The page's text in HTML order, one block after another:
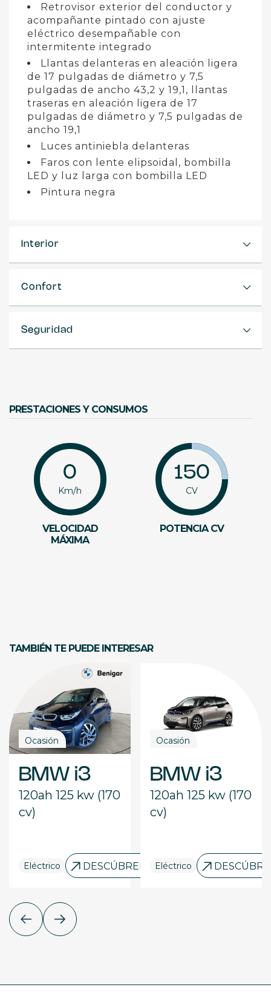
Retrovisor exterior del conductor y
acompañante pintado con ajuste
eléctrico desempañable con
intermitente integrado
Llantas delanteras en aleación ligera
de 17 pulgadas de diámetro y 7,5
pulgadas de ancho 43,2 y 19,1, llantas
traseras en aleación ligera de 17
pulgadas de diámetro y 7,5 pulgadas de
ancho 19,1
Luces antiniebla delanteras
Faros con lente elipsoidal, bombilla
LED y luz larga con bombilla LED
Pintura negra
Interior
Confort
Seguridad
PRESTACIONES Y CONSUMOS
0
Km/h
VELOCIDAD
MÁXIMA
150
CV
POTENCIA CV
TAMBIÉN TE PUEDE INTERESAR
Ocasión
BMW i3
120ah 125 kw (170
cv)
Eléctrico DESCÚBRELO
Ocasión
BMW i3
120ah 125 kw (170
cv)
Eléctrico